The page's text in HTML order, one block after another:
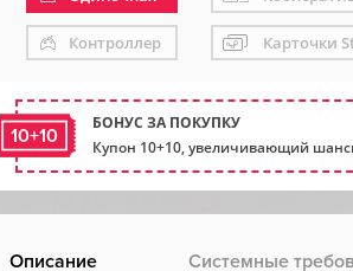
Контроллер Карточки
10+10
БОНУС ЗА ПОКУПКУ
Купон 10+10, увеличивающий
Описание Системные